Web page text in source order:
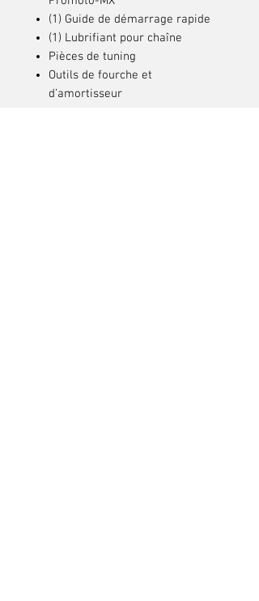
(1) Guide de démarrage rapide
(1) Lubrifiant pour chaîne
Pièces de tuning
Outils de fourche et
d’amortisseur